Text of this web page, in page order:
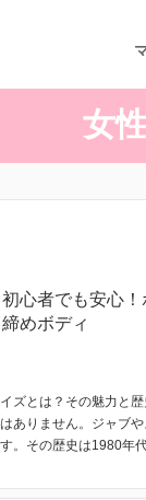
女
初心者でも安心
締めボディ
ズとは？その魅力と
ありません。ジャブ
。その歴史は1980年